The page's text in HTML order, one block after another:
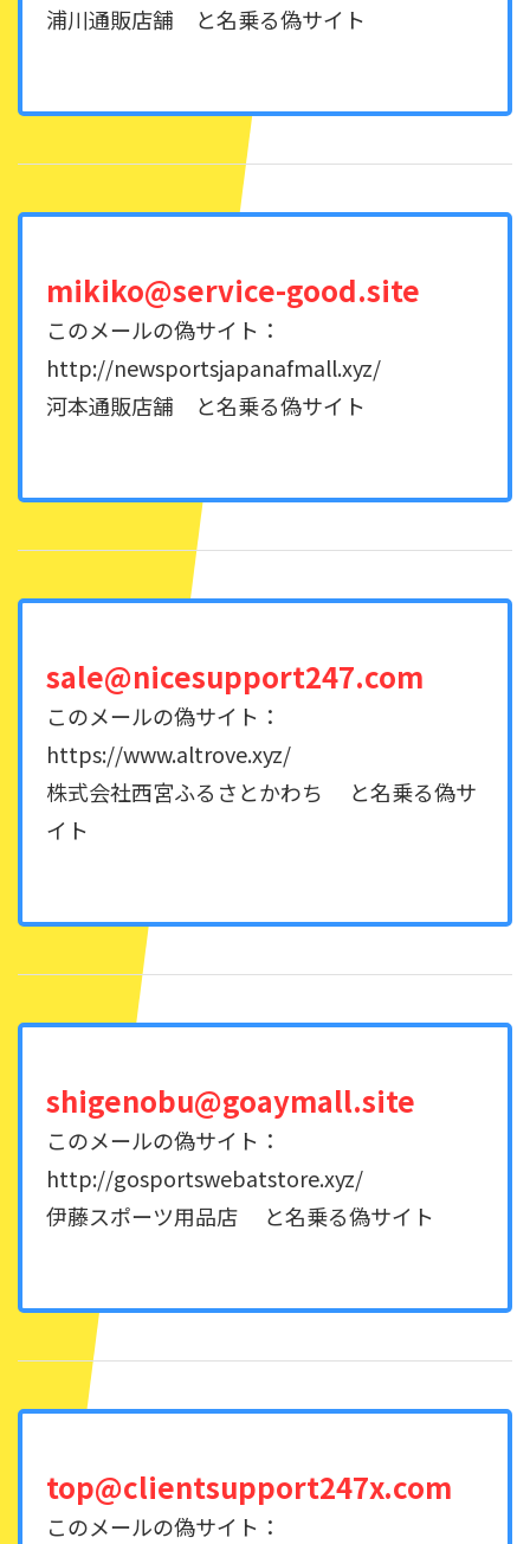
浦川通販店舗 と名乗る偽サイト
mikiko@service-good.site
このメールの偽サイト：
http://newsportsjapanafmall.xyz/
河本通販店舗 と名乗る偽サイト
sale@nicesupport247.com
このメールの偽サイト：
https://www.altrove.xyz/
株式会社西宮ふるさとかわち と名乗る偽サ
イト
shigenobu@goaymall.site
このメールの偽サイト：
http://gosportswebatstore.xyz/
伊藤スポーツ用品店 と名乗る偽サイト
top@clientsupport247x.com
このメールの偽サイト：